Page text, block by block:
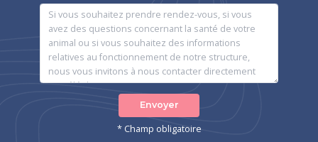
Envoyer
* Champ obligatoire